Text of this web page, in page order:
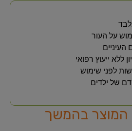
על העור
ללא ייעוץ רפואי
לפני שימוש
של ילדים
המוצר בהמשך